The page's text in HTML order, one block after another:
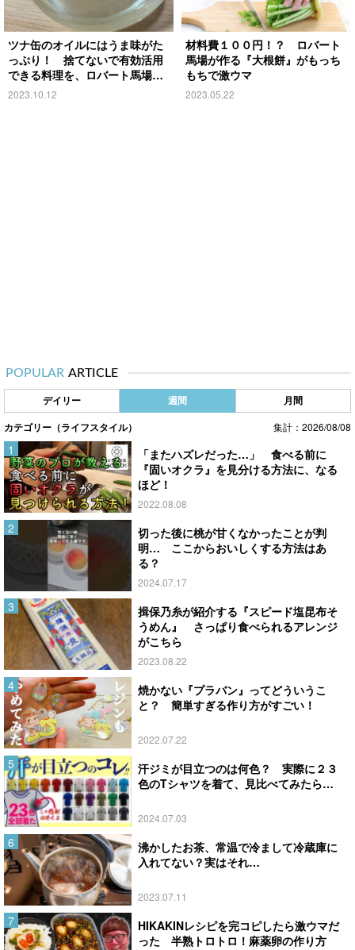
ツナ缶のオイルにはうま味がた
っぷり！ 捨てないで有効活用
できる料理を、ロバート馬場が
紹介
2023.10.12
材料費１００円！？ ロバート
馬場が作る『大根餅』がもっち
もちで激ウマ
2023.05.22
POPULAR ARTICLE
デイリー 週間 月間
カテゴリー（ライフスタイル） 集計：2026/08/08
「またハズレだった…」 食べる前に
『固いオクラ』を見分ける方法に、なる
ほど！
2022.08.08
切った後に桃が甘くなかったことが判
明… ここからおいしくする方法はあ
る？
2024.07.17
揖保乃糸が紹介する『スピード塩昆布そ
うめん』 さっぱり食べられるアレンジ
がこちら
2023.08.22
焼かない『プラバン』ってどういうこ
と？ 簡単すぎる作り方がすごい！
2022.07.22
汗ジミが目立つのは何色？ 実際に２３
色のTシャツを着て、見比べてみたら…
2024.07.03
沸かしたお茶、常温で冷まして冷蔵庫に
入れてない？実はそれ…
2023.07.11
HIKAKINレシピを完コピしたら激ウマだ
った 半熟トロトロ！麻薬卵の作り方